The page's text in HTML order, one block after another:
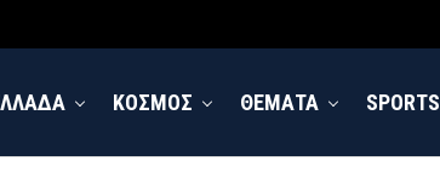
ΚΟΣΜΟΣ ΘΕΜΑΤΑ SPORTS